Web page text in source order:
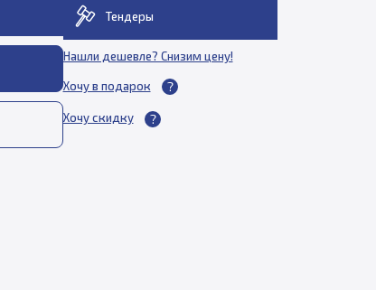
Тендеры
Нашли дешевле? Снизим цену!
Хочу в подарок
Хочу скидку